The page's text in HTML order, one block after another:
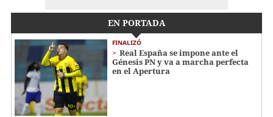
EN PORTADA
FINALIZÓ
Real España se impone ante el
Génesis PN y va a marcha perfecta
en el Apertura